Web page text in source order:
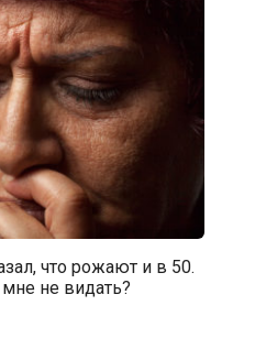
что рожают и в 50.
не видать?